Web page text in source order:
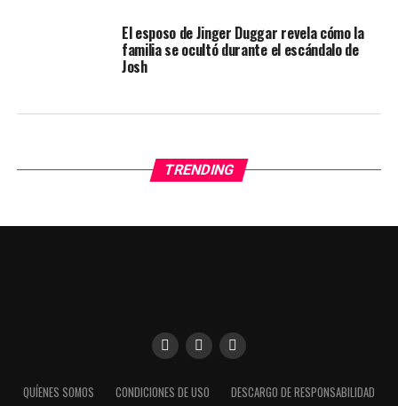
El esposo de Jinger Duggar revela cómo la
familia se ocultó durante el escándalo de
Josh
TRENDING
QUÍENES SOMOS CONDICIONES DE USO DESCARGO DE RESPONSABILIDAD
Utilizamos cookies para darte una mejor experiencia en